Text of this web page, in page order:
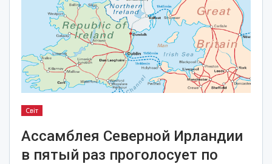
Світ
Ассамблея Северной Ирландии
в пятый раз проголосует по